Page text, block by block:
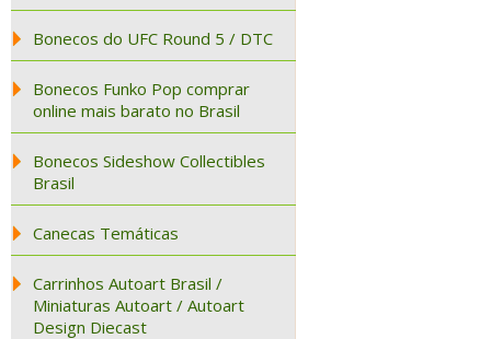
Bonecos do UFC Round 5 / DTC
Bonecos Funko Pop comprar
online mais barato no Brasil
Bonecos Sideshow Collectibles
Brasil
Canecas Temáticas
Carrinhos Autoart Brasil /
Miniaturas Autoart / Autoart
Design Diecast